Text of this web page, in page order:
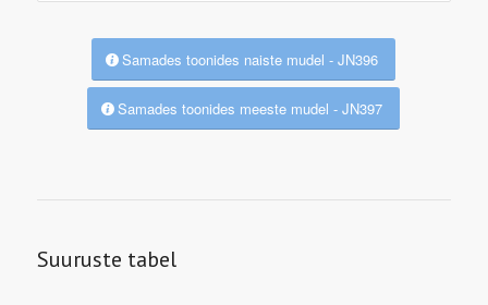
Samades toonides naiste mudel - JN396
Samades toonides meeste mudel - JN397
Suuruste tabel